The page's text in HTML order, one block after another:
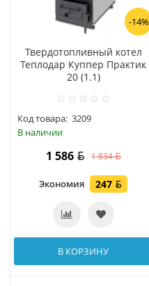
-14%
Твердотопливный котел
Теплодар Куппер Практик
20 (1.1)
Код товара: 3209
В наличии
1 586 1 834
Экономия 247
В КОРЗИНУ